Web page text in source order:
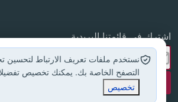
اشترك في قائمتنا البريدية
نستخدم ملفات تعريف الارتباط لتحسين
التصفح الخاصة بك. يمكنك تخصيص
تخصيص